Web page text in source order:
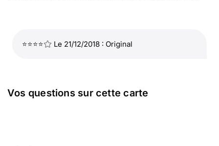
⭐⭐⭐⭐ Le 21/12/2018 : Original
Vos questions sur cette carte